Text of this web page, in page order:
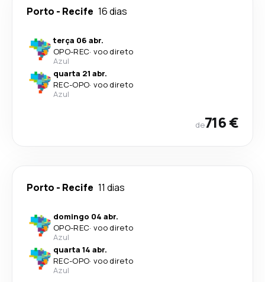
Porto - Recife 16 dias
terça 06 abr.
OPO-REC· voo direto
Azul
quarta 21 abr.
REC-OPO· voo direto
Azul
de716 €
Porto - Recife 11 dias
domingo 04 abr.
OPO-REC· voo direto
Azul
quarta 14 abr.
REC-OPO· voo direto
Azul